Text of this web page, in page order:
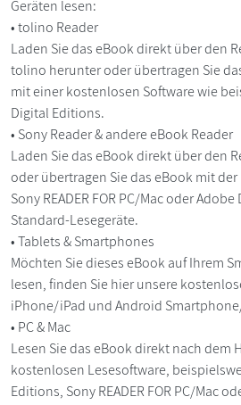
Geräten lesen:
• tolino Reader
Laden Sie das eBook direkt über den
tolino herunter oder übertragen Sie
mit einer kostenlosen Software wie
Digital Editions.
• Sony Reader & andere eBook Reader
Laden Sie das eBook direkt über den
oder übertragen Sie das eBook mit
Sony READER FOR PC/Mac oder
Standard-Lesegeräte.
• Tablets & Smartphones
Möchten Sie dieses eBook auf Ihrem
lesen, finden Sie hier unsere
iPhone/iPad und Android
• PC & Mac
Lesen Sie das eBook direkt nach dem
kostenlosen Lesesoftware,
Editions, Sony READER FOR PC/Mac